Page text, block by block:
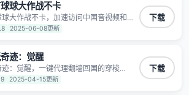
球大作战不卡
大作战不卡，加速访问中国音视频和网
速器，帮你加速访问优酷、bilibili、腾讯
，加速国服游戏，例如原神、阴阳师、
、战双帕弥什、sky光·遇、另一个伊甸
务,回国加速器致力于帮助海外华人和留
区用户提供最好的回国游戏和音乐视频
在海外或港澳台地区流畅加速国服游戏
2025-06-08更新
下载
迹：觉醒
：觉醒，一键代理翻墙回国的穿梭
华人留学生及港澳台地区用户破除地区
一键降低游戏延迟，加速访问中国网
2025-04-15更新
下载